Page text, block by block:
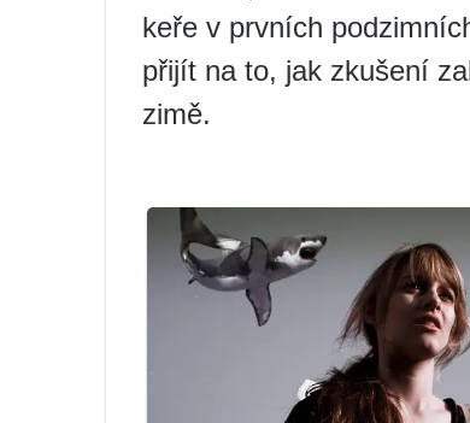
keře v prvních
přijít na to, jak zkušení
zimě.